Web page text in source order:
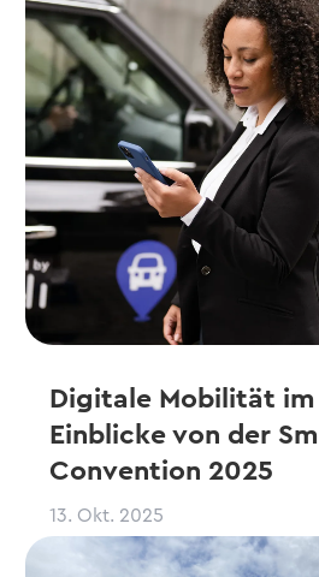
Digitale Mobilität im
Einblicke von der
Convention 2025
13. Okt. 2025